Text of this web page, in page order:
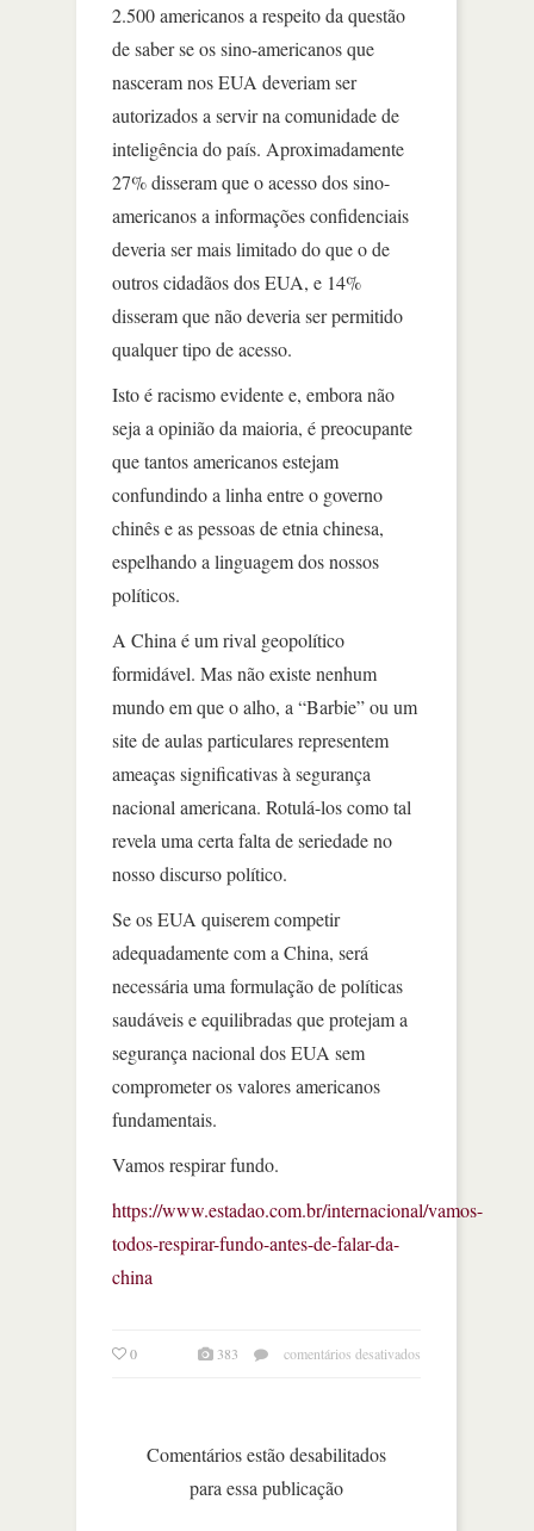
2.500 americanos a respeito da questão
de saber se os sino-americanos que
nasceram nos EUA deveriam ser
autorizados a servir na comunidade de
inteligência do país. Aproximadamente
27% disseram que o acesso dos sino-
americanos a informações confidenciais
deveria ser mais limitado do que o de
outros cidadãos dos EUA, e 14%
disseram que não deveria ser permitido
qualquer tipo de acesso.
Isto é racismo evidente e, embora não
seja a opinião da maioria, é preocupante
que tantos americanos estejam
confundindo a linha entre o governo
chinês e as pessoas de etnia chinesa,
espelhando a linguagem dos nossos
políticos.
A China é um rival geopolítico
formidável. Mas não existe nenhum
mundo em que o alho, a “Barbie” ou um
site de aulas particulares representem
ameaças significativas à segurança
nacional americana. Rotulá-los como tal
revela uma certa falta de seriedade no
nosso discurso político.
Se os EUA quiserem competir
adequadamente com a China, será
necessária uma formulação de políticas
saudáveis e equilibradas que protejam a
segurança nacional dos EUA sem
comprometer os valores americanos
fundamentais.
Vamos respirar fundo.
https://www.estadao.com.br/internacional/vamos-
todos-respirar-fundo-antes-de-falar-da-
china
0 383 comentários desativados
Comentários estão desabilitados
para essa publicação